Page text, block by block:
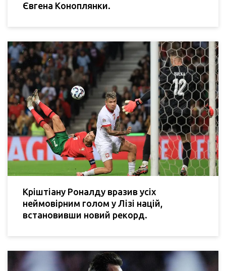
Євгена Коноплянки.
Кріштіану Роналду вразив усіх
неймовірним голом у Лізі націй,
встановивши новий рекорд.